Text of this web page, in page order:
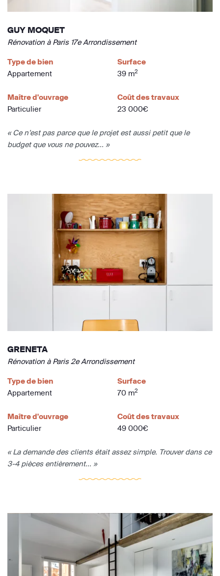
GUY MOQUET
Rénovation à Paris 17e Arrondissement
Type de bien
Appartement
Surface
39 m2
Maître d'ouvrage
Particulier
Coût des travaux
23 000€
« Ce n’est pas parce que le projet est aussi petit que le
budget que vous ne pouvez... »
GRENETA
Rénovation à Paris 2e Arrondissement
Type de bien
Appartement
Surface
70 m2
Maître d'ouvrage
Particulier
Coût des travaux
49 000€
« La demande des clients était assez simple. Trouver dans ce
3-4 pièces entièrement... »